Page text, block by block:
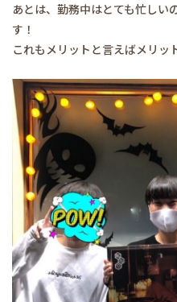
あとは、勤務中はとても忙しい
す！
これもメリットと言えばメリッ